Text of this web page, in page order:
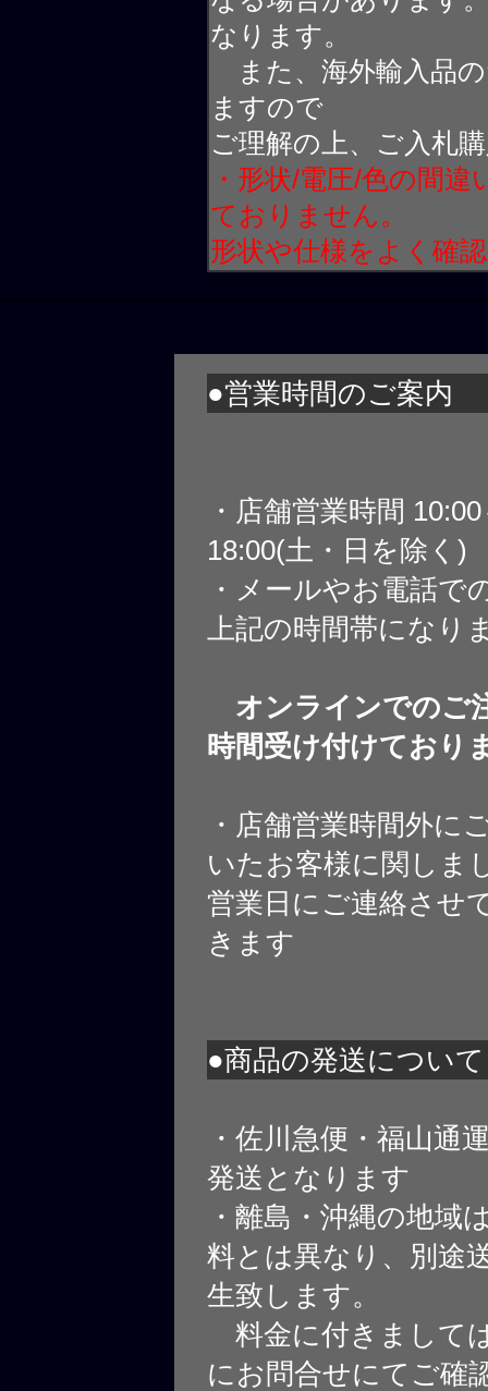
なります。
また、海外輸入品
ますので
ご理解の上、ご入札
・形状/電圧/色の間
ておりません。
形状や仕様をよく確
●営業時間のご案内
・店舗営業時間
18:00(土・日を除く)
・メールやお電話で
上記の時間帯になり
オンラインでのご
時間受け付けており
・店舗営業時間外に
いたお客様に関しま
営業日にご連絡させ
きます
●商品の発送について
・佐川急便・福山通
発送となります
・離島・沖縄の地域
料とは異なり、別途
生致します。
料金に付きまして
にお問合せにてご確